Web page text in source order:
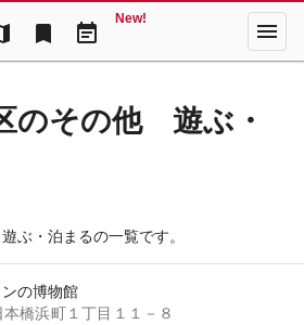
bookmark event_note
New! menu
のその他 遊ぶ・
ぶ・泊まるの一覧です。
の博物館
橋浜町１丁目１１－８